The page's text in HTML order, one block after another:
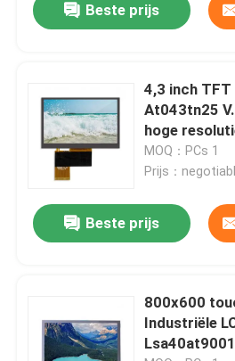
Beste prijs
4,3 inch TFT
At043tn25
hoge
MOQ：PCs 1
Prijs：
Beste prijs
800x600
Industriële